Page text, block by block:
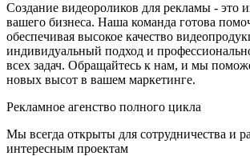
Создание видеороликов для рекламы - это
вашего бизнеса. Наша команда готова
обеспечивая высокое качество
индивидуальный подход и
всех задач. Обращайтесь к нам, и мы
новых высот в вашем маркетинге.
Рекламное агенство полного цикла
Мы всегда открыты для сотрудничества и
интересным проектам